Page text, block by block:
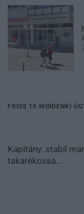
FRISS 10 MINDENKI
Kapitány: stabil
takarékossá...